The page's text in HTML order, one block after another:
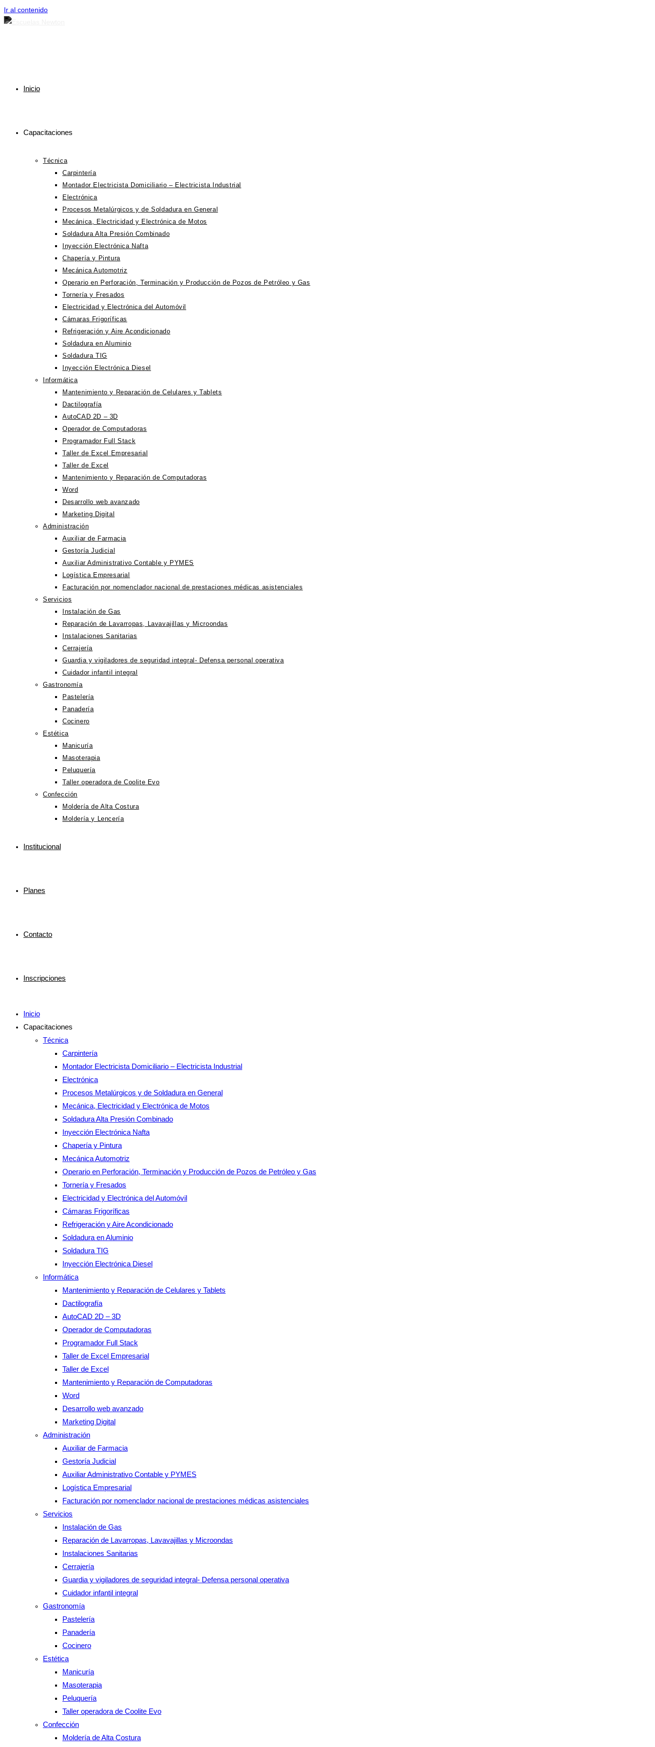
Ir al contenido
Inicio
Capacitaciones
Técnica
Carpintería
Montador Electricista Domiciliario – Electricista Industrial
Electrónica
Procesos Metalúrgicos y de Soldadura en General
Mecánica, Electricidad y Electrónica de Motos
Soldadura Alta Presión Combinado
Inyección Electrónica Nafta
Chapería y Pintura
Mecánica Automotriz
Operario en Perforación, Terminación y Producción de Pozos de Petróleo y Gas
Tornería y Fresados
Electricidad y Electrónica del Automóvil
Cámaras Frigoríficas
Refrigeración y Aire Acondicionado
Soldadura en Aluminio
Soldadura TIG
Inyección Electrónica Diesel
Informática
Mantenimiento y Reparación de Celulares y Tablets
Dactilografía
AutoCAD 2D – 3D
Operador de Computadoras
Programador Full Stack
Taller de Excel Empresarial
Taller de Excel
Mantenimiento y Reparación de Computadoras
Word
Desarrollo web avanzado
Marketing Digital
Administración
Auxiliar de Farmacia
Gestoría Judicial
Auxiliar Administrativo Contable y PYMES
Logística Empresarial
Facturación por nomenclador nacional de prestaciones médicas asistenciales
Servicios
Instalación de Gas
Reparación de Lavarropas, Lavavajillas y Microondas
Instalaciones Sanitarias
Cerrajería
Guardia y vigiladores de seguridad integral- Defensa personal operativa
Cuidador infantil integral
Gastronomía
Pastelería
Panadería
Cocinero
Estética
Manicuría
Masoterapia
Peluquería
Taller operadora de Coolite Evo
Confección
Moldería de Alta Costura
Moldería y Lencería
Institucional
Planes
Contacto
Inscripciones
Inicio
Capacitaciones
Técnica
Carpintería
Montador Electricista Domiciliario – Electricista Industrial
Electrónica
Procesos Metalúrgicos y de Soldadura en General
Mecánica, Electricidad y Electrónica de Motos
Soldadura Alta Presión Combinado
Inyección Electrónica Nafta
Chapería y Pintura
Mecánica Automotriz
Operario en Perforación, Terminación y Producción de Pozos de Petróleo y Gas
Tornería y Fresados
Electricidad y Electrónica del Automóvil
Cámaras Frigoríficas
Refrigeración y Aire Acondicionado
Soldadura en Aluminio
Soldadura TIG
Inyección Electrónica Diesel
Informática
Mantenimiento y Reparación de Celulares y Tablets
Dactilografía
AutoCAD 2D – 3D
Operador de Computadoras
Programador Full Stack
Taller de Excel Empresarial
Taller de Excel
Mantenimiento y Reparación de Computadoras
Word
Desarrollo web avanzado
Marketing Digital
Administración
Auxiliar de Farmacia
Gestoría Judicial
Auxiliar Administrativo Contable y PYMES
Logística Empresarial
Facturación por nomenclador nacional de prestaciones médicas asistenciales
Servicios
Instalación de Gas
Reparación de Lavarropas, Lavavajillas y Microondas
Instalaciones Sanitarias
Cerrajería
Guardia y vigiladores de seguridad integral- Defensa personal operativa
Cuidador infantil integral
Gastronomía
Pastelería
Panadería
Cocinero
Estética
Manicuría
Masoterapia
Peluquería
Taller operadora de Coolite Evo
Confección
Moldería de Alta Costura